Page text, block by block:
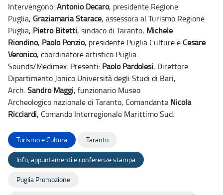
Intervengono:Antonio Decaro, presidente Regione
Puglia, Graziamaria Starace, assessora al Turismo Regione
Puglia, Pietro Bitetti, sindaco di Taranto, Michele
Riondino, Paolo Ponzio, presidente Puglia Culture e Cesare
Veronico, coordinatore artistico Puglia
Sounds/Medimex. Presenti: Paolo Pardolesi, Direttore
Dipartimento Jonico Università degli Studi di Bari,
Arch.Sandro Maggi, funzionario Museo
Archeologico nazionale di Taranto, Comandante Nicola
Ricciardi, Comando Interregionale Marittimo Sud.
Turismo e Cultura Taranto
Info, appuntamenti e conferenze stampa
Puglia Promozione